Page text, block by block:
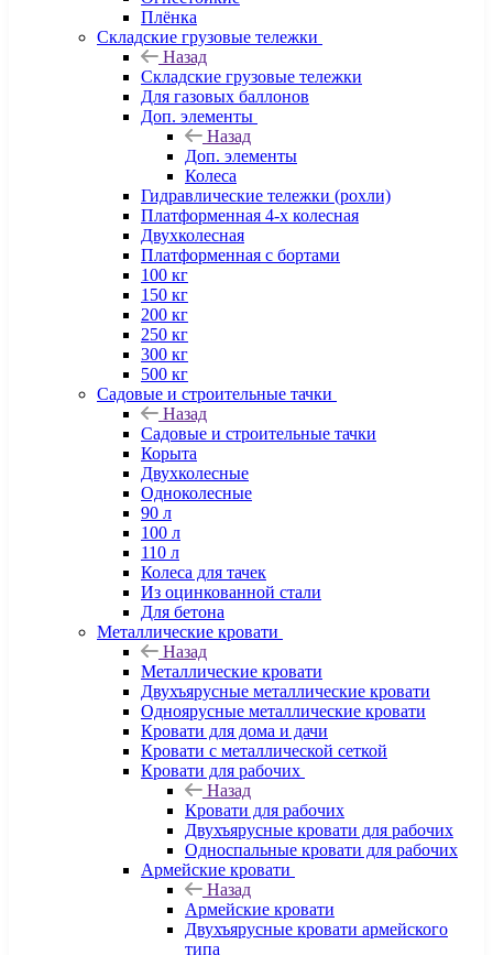
Плёнка
Складские грузовые тележки
Назад
Складские грузовые тележки
Для газовых баллонов
Доп. элементы
Назад
Доп. элементы
Колеса
Гидравлические тележки (рохли)
Платформенная 4-х колесная
Двухколесная
Платформенная с бортами
100 кг
150 кг
200 кг
250 кг
300 кг
500 кг
Садовые и строительные тачки
Назад
Садовые и строительные тачки
Корыта
Двухколесные
Одноколесные
90 л
100 л
110 л
Колеса для тачек
Из оцинкованной стали
Для бетона
Металлические кровати
Назад
Металлические кровати
Двухъярусные металлические кровати
Одноярусные металлические кровати
Кровати для дома и дачи
Кровати с металлической сеткой
Кровати для рабочих
Назад
Кровати для рабочих
Двухъярусные кровати для рабочих
Односпальные кровати для рабочих
Армейские кровати
Назад
Армейские кровати
Двухъярусные кровати армейского
типа